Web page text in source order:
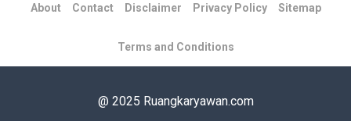
About Contact Disclaimer Privacy Policy Sitemap
Terms and Conditions
@ 2025 Ruangkaryawan.com